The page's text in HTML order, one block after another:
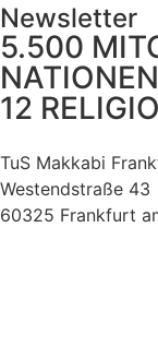
Newsletter
5.500
12
TuS Makkabi
Westendstraße 43
60325 Frankfurt